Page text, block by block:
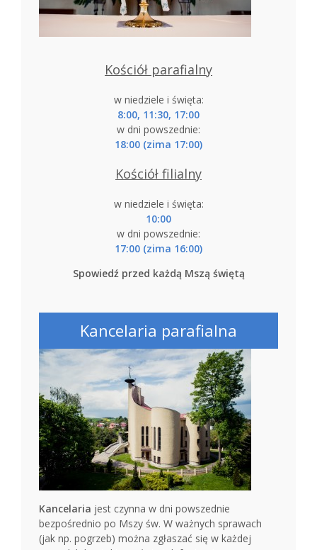
Kościół parafialny
w niedziele i święta:
8:00, 11:30, 17:00
w dni powszednie:
18:00 (zima 17:00)
Kościół filialny
w niedziele i święta:
10:00
w dni powszednie:
17:00 (zima 16:00)
Spowiedź przed każdą Mszą świętą
Kancelaria parafialna
Kancelaria jest czynna w dni powszednie
bezpośrednio po Mszy św. W ważnych sprawach
(jak np. pogrzeb) można zgłaszać się w każdej